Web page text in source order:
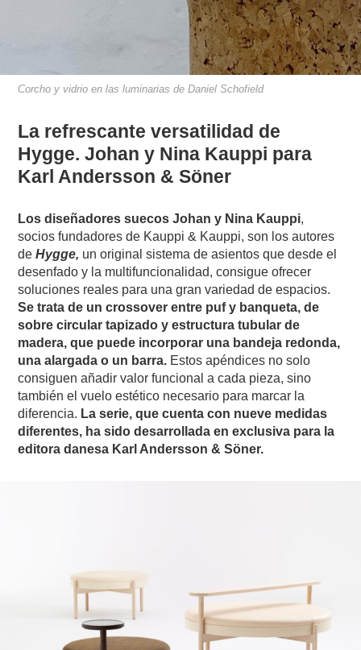
Corcho y vidrio en las luminarias de Daniel Schofield
La refrescante versatilidad de
Hygge. Johan y Nina Kauppi para
Karl Andersson & Söner
Los diseñadores suecos Johan y Nina Kauppi,
socios fundadores de Kauppi & Kauppi, son los autores
deHygge, un original sistema de asientos que desde el
desenfado y la multifuncionalidad, consigue ofrecer
soluciones reales para una gran variedad de espacios.
Se trata de un crossover entre puf y banqueta, de
sobre circular tapizado y estructura tubular de
madera, que puede incorporar una bandeja redonda,
una alargada o un barra. Estos apéndices no solo
consiguen añadir valor funcional a cada pieza, sino
también el vuelo estético necesario para marcar la
diferencia. La serie, que cuenta con nueve medidas
diferentes, ha sido desarrollada en exclusiva para la
editora danesa Karl Andersson & Söner.